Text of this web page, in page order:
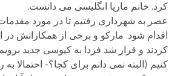
کرد. خانم ماریا انگلیسی می دانست.
عصر به شهرداری رفتیم تا در مورد
اقدام شود. مارکو و برخی از همکارانش در
کردند و قرار شد فردا به کیوسی جدید
کنیم (البته نمی دانم برای کجا؟- احتمالا